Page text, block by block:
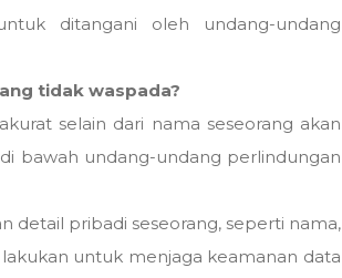
ditangani oleh undang-undang
tidak waspada?
selain dari nama seseorang akan
bawah undang-undang perlindungan
detail pribadi seseorang, seperti nama,
untuk menjaga keamanan data